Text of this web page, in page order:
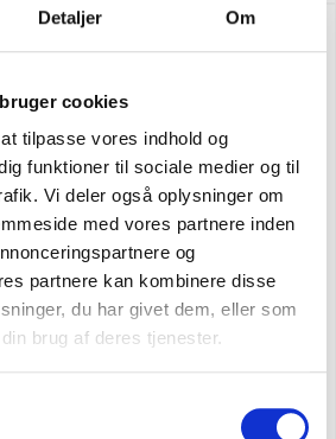
Detaljer Om
cookies
tilpasse vores indhold og
funktioner til sociale medier og til
Vi deler også oplysninger om
med vores partnere inden
og
partnere kan kombinere disse
du har givet dem, eller som
brug af deres tjenester.